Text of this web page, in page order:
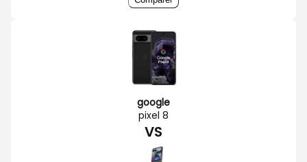
google
pixel 8
VS